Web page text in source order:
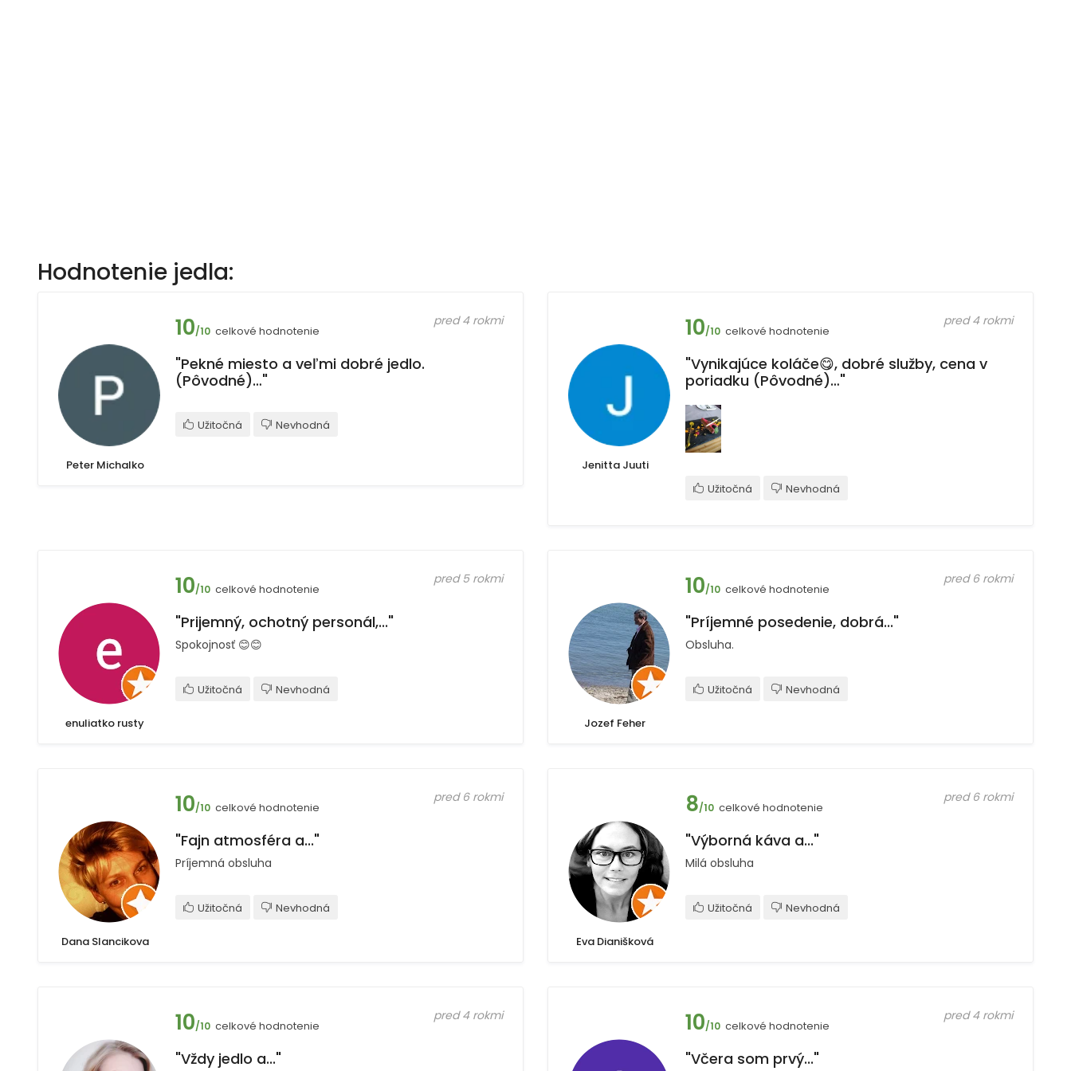
Hodnotenie jedla:
Peter Michalko
10/10 celkové hodnotenie
pred 4 rokmi
"Pekné miesto a veľmi dobré jedlo.
(Pôvodné)…"
Užitočná Nevhodná
Jenitta Juuti
10/10 celkové hodnotenie
pred 4 rokmi
"Vynikajúce koláče😋, dobré služby, cena v
poriadku (Pôvodné)…"
Užitočná Nevhodná
enuliatko rusty
10/10 celkové hodnotenie
pred 5 rokmi
"Prijemný, ochotný personál,..."
Spokojnosť 😊😊
Užitočná Nevhodná
Jozef Feher
10/10 celkové hodnotenie
pred 6 rokmi
"Príjemné posedenie, dobrá..."
Obsluha.
Užitočná Nevhodná
Dana Slancikova
10/10 celkové hodnotenie
pred 6 rokmi
"Fajn atmosféra a..."
Príjemná obsluha
Užitočná Nevhodná
Eva Dianišková
8/10 celkové hodnotenie
pred 6 rokmi
"Výborná káva a..."
Milá obsluha
Užitočná Nevhodná
10/10 celkové hodnotenie
pred 4 rokmi
"Vždy jedlo a..."
10/10 celkové hodnotenie
pred 4 rokmi
"Včera som prvý..."